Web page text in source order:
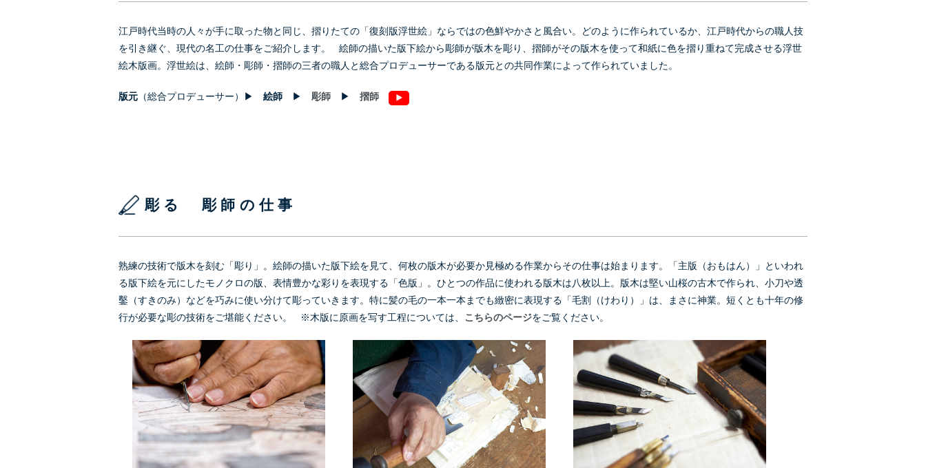
江戸時代当時の人々が手に取った物と同じ、摺りたての「復刻版浮世絵」ならではの色鮮やかさと風合い。どのように作られているか、江戸時代からの職人技
を引き継ぐ、現代の名工の仕事をご紹介します。 絵師の描いた版下絵から彫師が版木を彫り、摺師がその版木を使って和紙に色を摺り重ねて完成させる浮世
絵木版画。浮世絵は、絵師・彫師・摺師の三者の職人と総合プロデューサーである版元との共同作業によって作られていました。
版元 （総合プロデューサー）▶ 絵師 ▶ 彫師 ▶ 摺師
彫る 彫師の仕事
熟練の技術で版木を刻む「彫り」。絵師の描いた版下絵を見て、何枚の版木が必要か見極める作業からその仕事は始まります。「主版（おもはん）」といわれ
る版下絵を元にしたモノクロの版、表情豊かな彩りを表現する「色版」。ひとつの作品に使われる版木は八枚以上。版木は堅い山桜の古木で作られ、小刀や透
鑿（すきのみ）などを巧みに使い分けて彫っていきます。特に髪の毛の一本一本までも緻密に表現する「毛割（けわり）」は、まさに神業。短くとも十年の修
行が必要な彫の技術をご堪能ください。 ※木版に原画を写す工程については、 こちらのページをご覧ください。